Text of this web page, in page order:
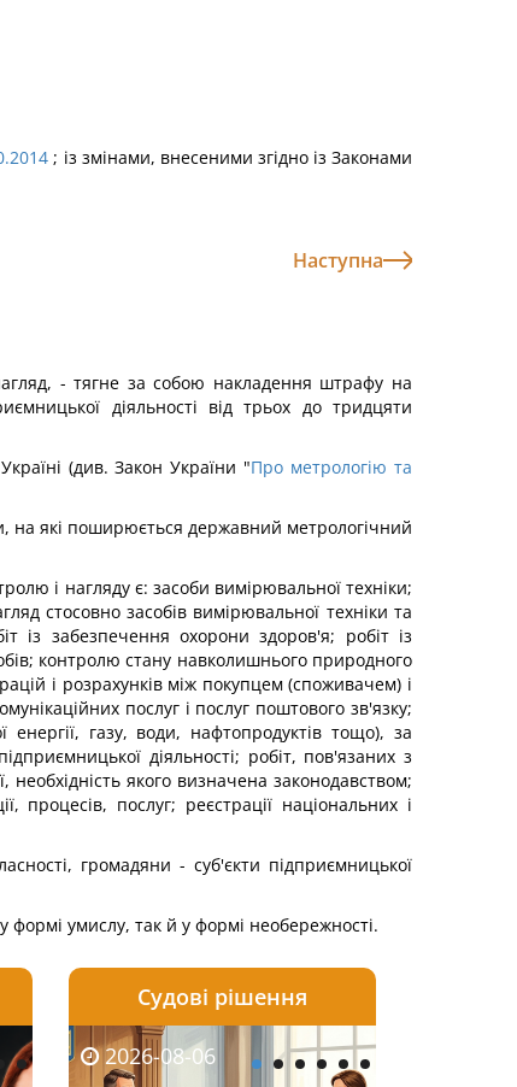
; із змінами, внесеними згідно із Законами
Наступна
- тягне за собою накладення штрафу на
діяльності від трьох до тридцяти
(див. Закон України "Про метрологію та
на які поширюється державний метрологічний
і нагляду є: засоби вимірювальної техніки;
стосовно засобів вимірювальної техніки та
із забезпечення охорони здоров'я; робіт із
контролю стану навколишнього природного
і розрахунків між покупцем (споживачем) і
послуг і послуг поштового зв'язку;
енергії, газу, води, нафтопродуктів тощо), за
діяльності; робіт, пов'язаних з
якого визначена законодавством;
процесів, послуг; реєстрації національних і
громадяни - суб'єкти підприємницької
формі умислу, так й у формі необережності.
2026-08-05 2026-08-05
2026-08-03 2026-08-03
2026-08-06 2026-08-06
Судові рішення
2026-08-06